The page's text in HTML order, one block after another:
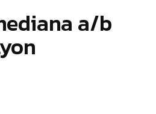
a/b